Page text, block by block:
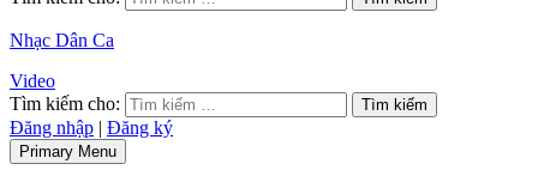
Nhạc Dân Ca
Video
Tìm kiếm cho:
Đăng nhập | Đăng ký
Primary Menu